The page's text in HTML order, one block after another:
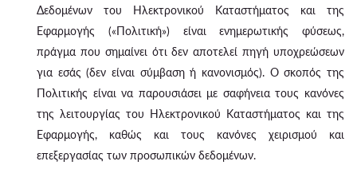
Δεδομένων του Ηλεκτρονικού Καταστήματος και της
Εφαρμογής («Πολιτική») είναι ενημερωτικής φύσεως,
πράγμα που σημαίνει ότι δεν αποτελεί πηγή υποχρεώσεων
για εσάς (δεν είναι σύμβαση ή κανονισμός). Ο σκοπός της
Πολιτικής είναι να παρουσιάσει με σαφήνεια τους κανόνες
της λειτουργίας του Ηλεκτρονικού Καταστήματος και της
Εφαρμογής, καθώς και τους κανόνες χειρισμού και
επεξεργασίας των προσωπικών δεδομένων.